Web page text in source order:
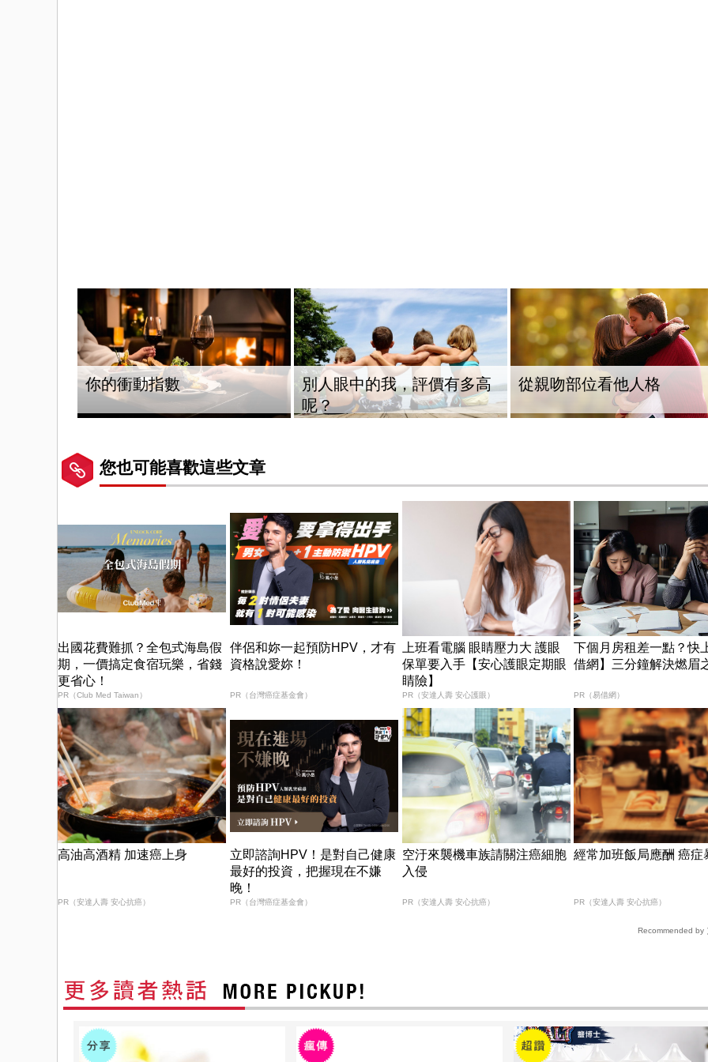
你的衝動指數
別人眼中的我，評價有多高
呢？
從親吻部位看他人格
您也可能喜歡這些文章
出國花費難抓？全包式海島假
期，一價搞定食宿玩樂，省錢
更省心！
PR（Club Med Taiwan）
伴侶和妳一起預防HPV，才有
資格說愛妳！
PR（台灣癌症基金會）
上班看電腦 眼睛壓力大 護眼
保單要入手【安心護眼定期眼
睛險】
PR（安達人壽 安心護眼）
下個月房租差一點？快
借網】三分鐘解決燃眉
PR（易借網）
高油高酒精 加速癌上身
PR（安達人壽 安心抗癌）
立即諮詢HPV！是對自己健康
最好的投資，把握現在不嫌
晚！
PR（台灣癌症基金會）
空汙來襲機車族請關注癌細胞
入侵
PR（安達人壽 安心抗癌）
經常加班飯局應酬 癌症
PR（安達人壽 安心抗癌）
Recommended by